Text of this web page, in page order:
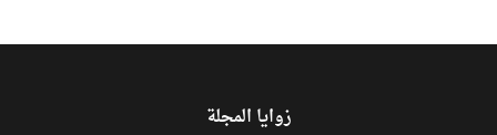
زوايا المجلة